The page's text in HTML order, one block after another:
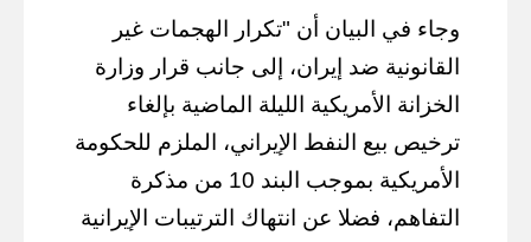
وجاء في البيان أن "تكرار الهجمات غير
القانونية ضد إيران، إلى جانب قرار وزارة
الخزانة الأمريكية الليلة الماضية بإلغاء
ترخيص بيع النفط الإيراني، الملزم للحكومة
الأمريكية بموجب البند 10 من مذكرة
التفاهم، فضلا عن انتهاك الترتيبات الإيرانية